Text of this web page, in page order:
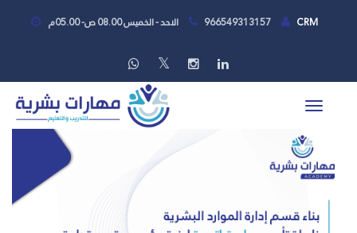
الاحد - الخميس 08.00 ص- 05.00م 966549313157 CRM